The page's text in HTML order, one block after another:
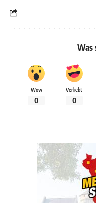
Was
Wow
0
Verliebt
0